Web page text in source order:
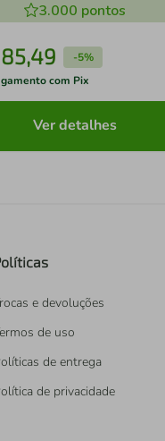
3.000 pontos
85,49 -5%
com Pix
Ver detalhes
e devoluções
de uso
de entrega
de privacidade